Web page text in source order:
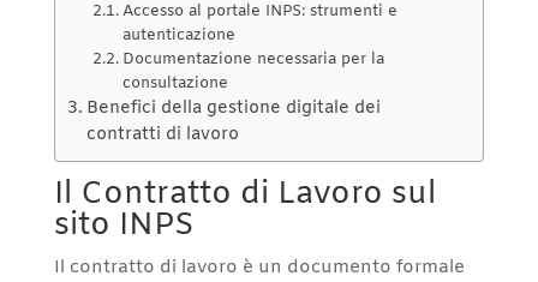
Accesso al portale INPS: strumenti e
autenticazione
Documentazione necessaria per la
consultazione
Benefici della gestione digitale dei
contratti di lavoro
Il Contratto di Lavoro sul
sito INPS
Il contratto di lavoro è un documento formale